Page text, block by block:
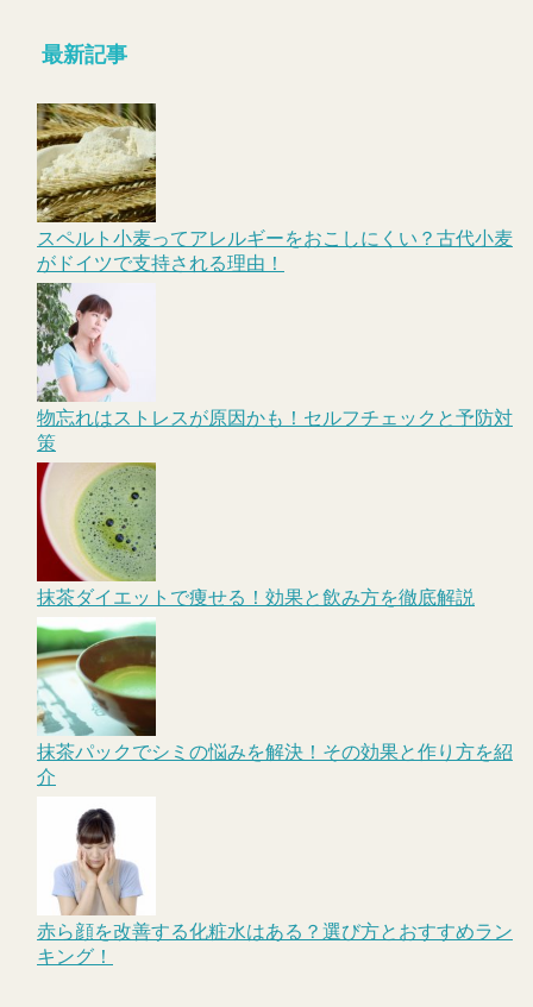
最新記事
スペルト小麦ってアレルギーをおこしにくい？古代小麦
がドイツで支持される理由！
物忘れはストレスが原因かも！セルフチェックと予防対
策
抹茶ダイエットで痩せる！効果と飲み方を徹底解説
抹茶パックでシミの悩みを解決！その効果と作り方を紹
介
赤ら顔を改善する化粧水はある？選び方とおすすめラン
キング！